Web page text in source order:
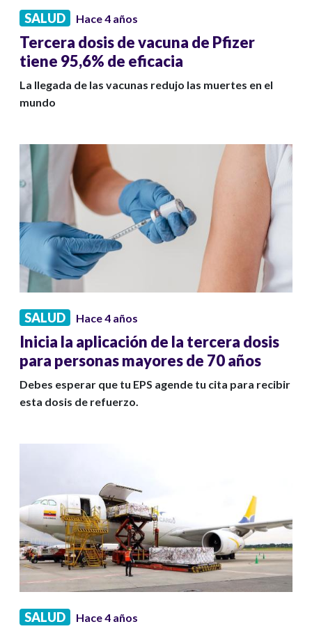
SALUD Hace 4 años
Tercera dosis de vacuna de Pfizer
tiene 95,6% de eficacia
La llegada de las vacunas redujo las muertes en el
mundo
SALUD Hace 4 años
Inicia la aplicación de la tercera dosis
para personas mayores de 70 años
Debes esperar que tu EPS agende tu cita para recibir
esta dosis de refuerzo.
SALUD Hace 4 años